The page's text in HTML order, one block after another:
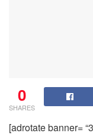
0
SHARES
[adrotate banner=